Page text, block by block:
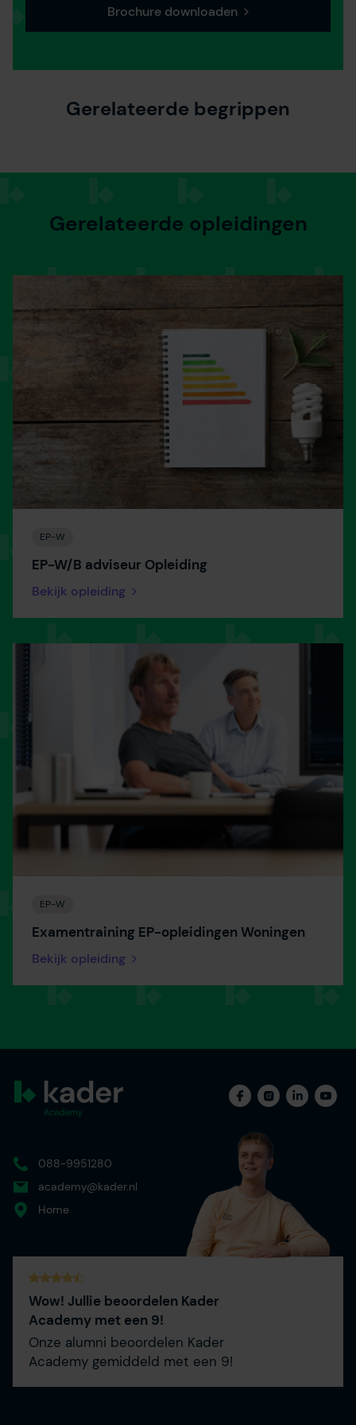
Brochure downloaden
Gerelateerde begrippen
Gerelateerde opleidingen
EP-W
EP-W/B adviseur Opleiding
Bekijk opleiding
EP-W
Examentraining EP-opleidingen Woningen
Bekijk opleiding
088-9951280
academy@kader.nl
Home
Wow! Jullie beoordelen Kader
Academy met een 9!
Onze alumni beoordelen Kader
Academy gemiddeld met een 9!